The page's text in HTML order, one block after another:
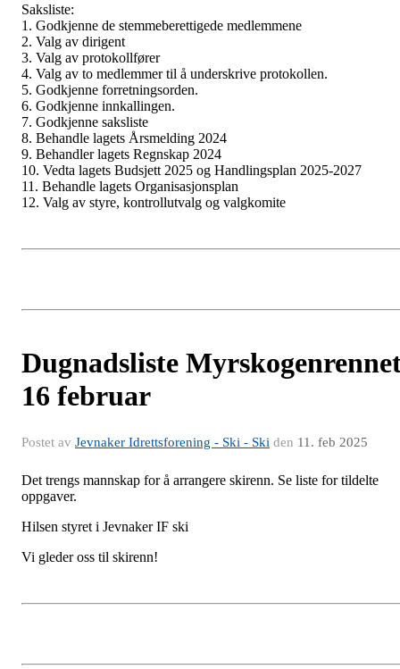
Saksliste:
1. Godkjenne de stemmeberettigede medlemmene
2. Valg av dirigent
3. Valg av protokollfører
4. Valg av to medlemmer til å underskrive protokollen.
5. Godkjenne forretningsorden.
6. Godkjenne innkallingen.
7. Godkjenne saksliste
8. Behandle lagets Årsmelding 2024
9. Behandler lagets Regnskap 2024
10. Vedta lagets Budsjett 2025 og Handlingsplan 2025-2027
11. Behandle lagets Organisasjonsplan
12. Valg av styre, kontrollutvalg og valgkomite
Dugnadsliste
16 februar
Postet av Jevnaker Idrettsforening - Ski - Ski den 11. feb 2025
Det trengs mannskap for å arrangere skirenn. Se liste for tildelte
oppgaver.
Hilsen styret i Jevnaker IF ski
Vi gleder oss til skirenn!